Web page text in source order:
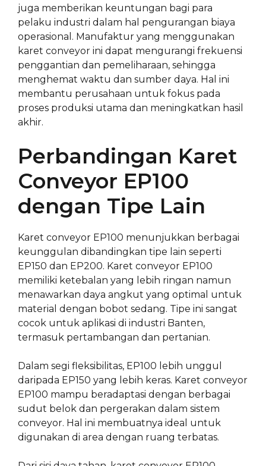
juga memberikan keuntungan bagi para
pelaku industri dalam hal pengurangan biaya
operasional. Manufaktur yang menggunakan
karet conveyor ini dapat mengurangi frekuensi
penggantian dan pemeliharaan, sehingga
menghemat waktu dan sumber daya. Hal ini
membantu perusahaan untuk fokus pada
proses produksi utama dan meningkatkan hasil
akhir.
Perbandingan Karet
Conveyor EP100
dengan Tipe Lain
Karet conveyor EP100 menunjukkan berbagai
keunggulan dibandingkan tipe lain seperti
EP150 dan EP200. Karet conveyor EP100
memiliki ketebalan yang lebih ringan namun
menawarkan daya angkut yang optimal untuk
material dengan bobot sedang. Tipe ini sangat
cocok untuk aplikasi di industri Banten,
termasuk pertambangan dan pertanian.
Dalam segi fleksibilitas, EP100 lebih unggul
daripada EP150 yang lebih keras. Karet conveyor
EP100 mampu beradaptasi dengan berbagai
sudut belok dan pergerakan dalam sistem
conveyor. Hal ini membuatnya ideal untuk
digunakan di area dengan ruang terbatas.